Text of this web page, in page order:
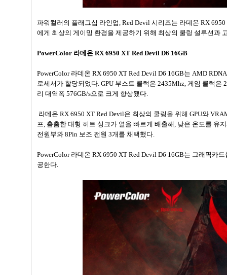
파워컬러의 플래그십 라인업, Red Devil 시리즈는 라데온 RX
에게 최상의 게이밍 환경을 제공하기 위해 최상의 쿨링 설루션과
PowerColor 라데온 RX 6950 XT Red Devil D6 16GB
PowerColor 라데온 RX 6950 XT Red Devil D6 16GB는 AMD
로세서가 할당되었다. GPU 부스트 클럭은 2435Mhz, 게임 클럭
리 대역폭 576GB/s으로 크게 향상됐다.
라데온 RX 6950 XT Red Devil은 최상의 쿨링을 위해 GPU와
프, 촘촘한 대형 히트 싱크가 열을 빠르게 배출해, 낮은 온도를 유
전원부와 8Pin 보조 전원 3개를 채택했다.
PowerColor 라데온 RX 6950 XT Red Devil D6 16GB는 그래픽카
공한다.